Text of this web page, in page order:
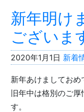
新年明け
ございま
2020年1月1日 新着
新年あけましておめ
旧年中は格別のご厚
す。